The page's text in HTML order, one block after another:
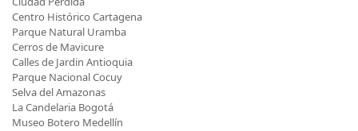
Centro Histórico Cartagena
Parque Natural Uramba
Cerros de Mavicure
Calles de Jardin Antioquia
Parque Nacional Cocuy
Selva del Amazonas
La Candelaria Bogotá
Museo Botero Medellín